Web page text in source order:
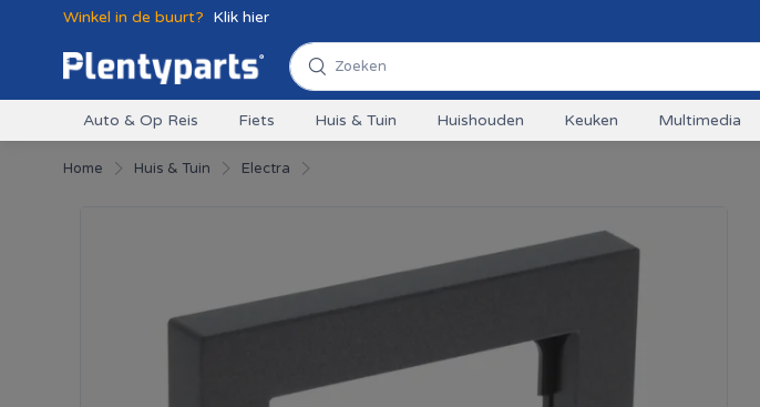
Winkel in de buurt? Klik hier
Auto & Op Reis Fiets Huis & Tuin Huishouden Keuken Multimedia
Home Huis & Tuin Electra